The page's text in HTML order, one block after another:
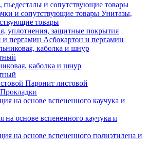
и сопутствующие товары
Унитазы,
товары
уплотнения, защитные покрытия
Асбокартон и пергамин
каболка и шнур
Паронит листовой
Прокладки
на основе вспененного каучука и